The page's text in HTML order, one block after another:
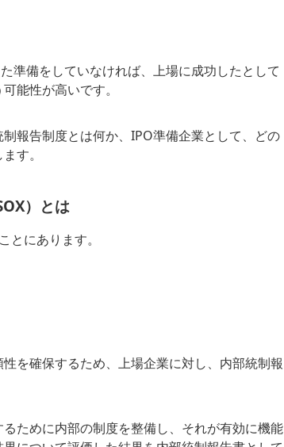
準備をしていなければ、上場に成功したとして
能性が高いです。
報告制度とは何か、IPO準備企業として、どの
す。
）とは
にあります。
を確保するため、上場企業に対し、内部統制報
ために内部の制度を整備し、それが有効に機能